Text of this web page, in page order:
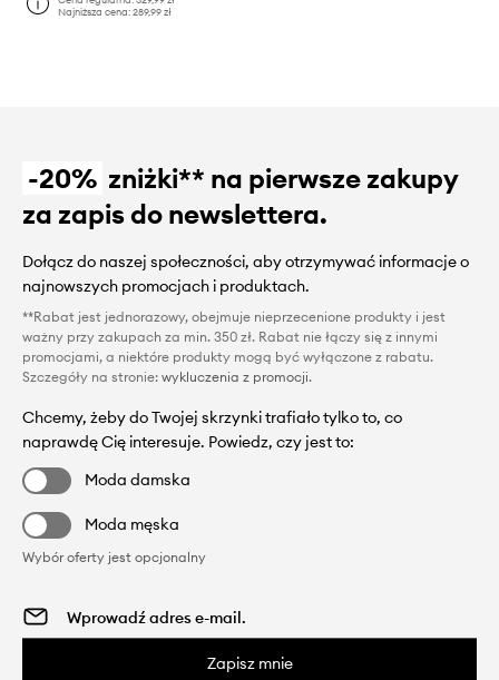
Najniższa cena:289,99 zł
-20% zniżki** na pierwsze zakupy
za zapis do newslettera.
Dołącz do naszej społeczności, aby otrzymywać informacje o
najnowszych promocjach i produktach.
**Rabat jest jednorazowy, obejmuje nieprzecenione produkty i jest
ważny przy zakupach za min. 350 zł. Rabat nie łączy się z innymi
promocjami, a niektóre produkty mogą być wyłączone z rabatu.
Szczegóły na stronie: wykluczenia z promocji.
Chcemy, żeby do Twojej skrzynki trafiało tylko to, co
naprawdę Cię interesuje. Powiedz, czy jest to:
Moda damska
Moda męska
Wybór oferty jest opcjonalny
Zapisz mnie